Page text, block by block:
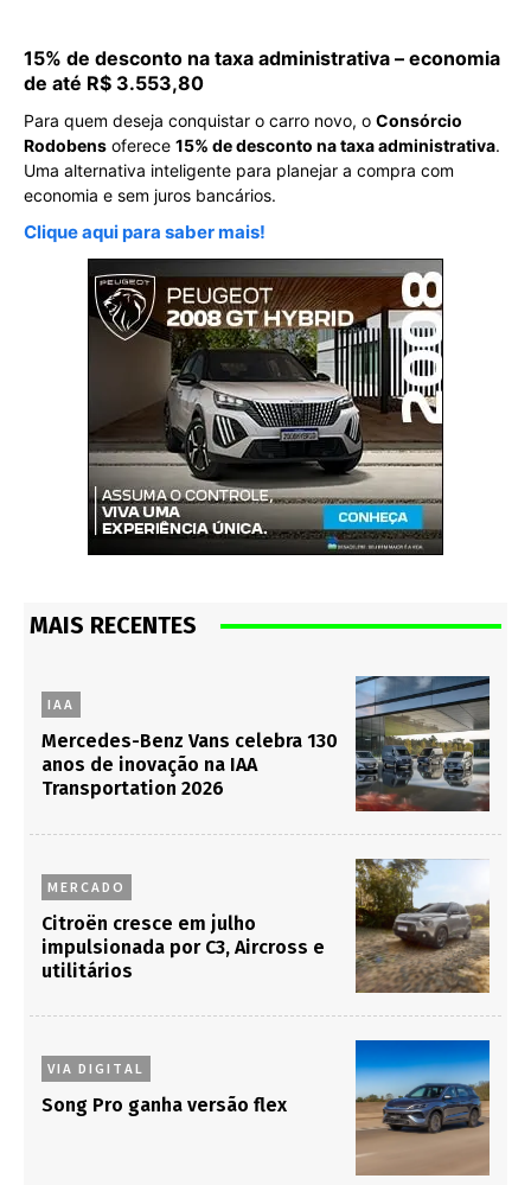
15% de desconto na taxa administrativa – economia
de até R$ 3.553,80
Para quem deseja conquistar o carro novo, o Consórcio
Rodobens oferece 15% de desconto na taxa administrativa.
Uma alternativa inteligente para planejar a compra com
economia e sem juros bancários.
Clique aqui para saber mais!
MAIS RECENTES
IAA
Mercedes-Benz Vans celebra 130
anos de inovação na IAA
Transportation 2026
MERCADO
Citroën cresce em julho
impulsionada por C3, Aircross e
utilitários
VIA DIGITAL
Song Pro ganha versão flex